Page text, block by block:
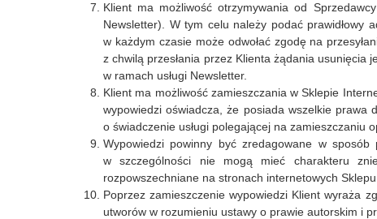
Klient ma możliwość otrzymywania od
Newsletter). W tym celu należy podać prawidłowy
w każdym czasie może odwołać zgodę na
z chwilą przesłania przez Klienta żądania usunięcia
w ramach usługi Newsletter.
Klient ma możliwość zamieszczania w Sklepie
wypowiedzi oświadcza, że posiada wszelkie prawa
o świadczenie usługi polegającej na zamieszczaniu
Wypowiedzi powinny być zredagowane w
w szczególności nie mogą mieć charakteru
rozpowszechniane na stronach internetowych
Poprzez zamieszczenie wypowiedzi Klient wyraża
utworów w rozumieniu ustawy o prawie autorskim i